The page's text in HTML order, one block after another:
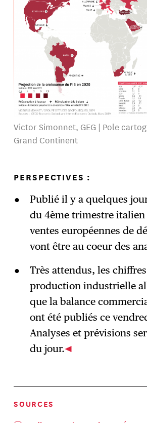
Victor Simonnet, GEG | Pole
Grand Continent
PERSPECTIVES :
Publié il y a quelques
du 4ème trimestre italien
ventes européennes de
vont être au coeur des
Très attendus, les
production industrielle
que la balance
ont été publiés ce
Analyses et prévisions
du jour.
SOURCES